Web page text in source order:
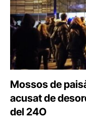
Mossos de
acusat de
del 24O